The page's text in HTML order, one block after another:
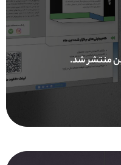
منتشر شد.